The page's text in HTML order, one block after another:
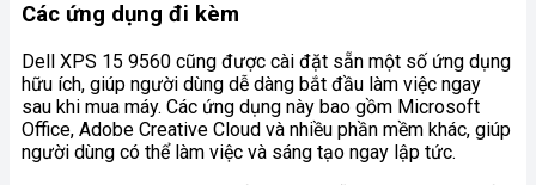
Các ứng dụng đi kèm
Dell XPS 15 9560 cũng được cài đặt sẵn một số ứng dụng
hữu ích, giúp người dùng dễ dàng bắt đầu làm việc ngay
sau khi mua máy. Các ứng dụng này bao gồm Microsoft
Office, Adobe Creative Cloud và nhiều phần mềm khác, giúp
người dùng có thể làm việc và sáng tạo ngay lập tức.